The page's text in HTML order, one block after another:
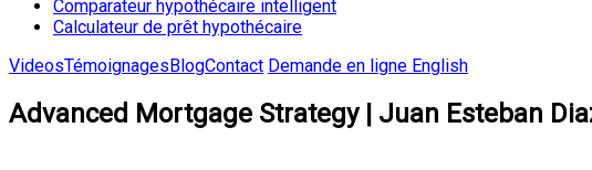
Comparateur hypothécaire intelligent
Calculateur de prêt hypothécaire
VideosTémoignagesBlogContact Demande en ligne English
Advanced Mortgage Strategy | Juan Esteban